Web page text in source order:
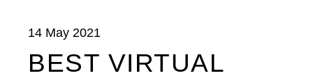
14 May 2021
BEST VIRTUAL